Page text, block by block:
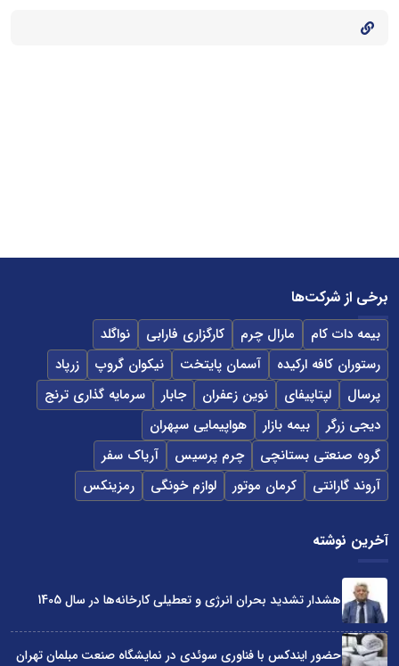
برخی از شرکت‌ها
بیمه دات کام مارال چرم کارگزاری فارابی
نواگلد
رستوران کافه ارکیده
آسمان پایتخت نیکوان گروپ
زرپاد
پرسال
لپتاپیفای نوین زعفران جابار
سرمایه گذاری ترنج
دیجی زرگر
بیمه بازار
هواپیمایی سپهران
گروه صنعتی بستانچی
چرم پرسیس
آریاک سفر
آروند گارانتی
کرمان موتور لوازم خونگی رمزینکس
آخرین نوشته
هشدار تشدید بحران انرژی و تعطیلی کارخانه‌ها در سال 1405
حضور ایندکس با فناوری سوئدی در نمایشگاه صنعت مبلمان تهران